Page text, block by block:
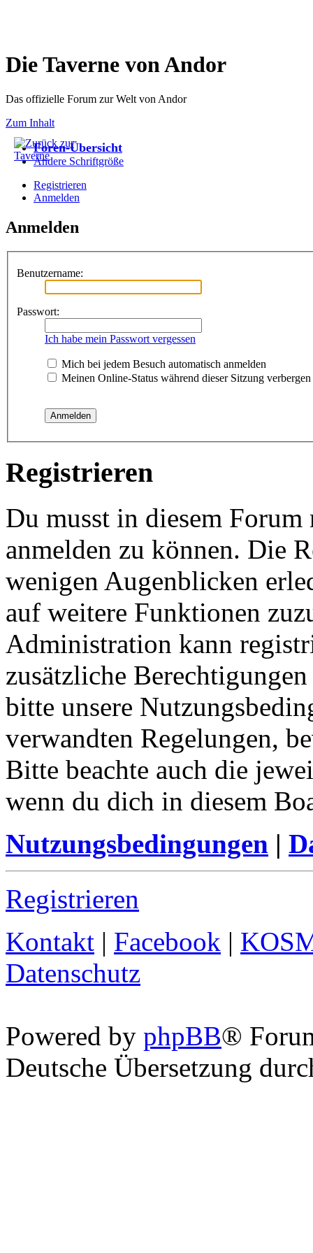
Die Taverne von Andor
Das offizielle Forum zur Welt von Andor
Zum Inhalt
Foren-Übersicht
Ändere Schriftgröße
Registrieren
Anmelden
Anmelden
Benutzername:
Passwort:
Ich habe mein Passwort vergessen
Mich bei jedem Besuch automatisch anmelden
Meinen Online-Status während dieser Sitzung verbergen
Registrieren
Du musst in diesem
anmelden zu können. Die
wenigen Augenblicken
auf weitere Funktionen
Administration kann
zusätzliche
bitte unsere
verwandten Regelungen,
Bitte beachte auch die
wenn du dich in diesem
Nutzungsbedingungen |
Registrieren
Kontakt | Facebook |
Datenschutz
Powered by phpBB®
Deutsche Übersetzung